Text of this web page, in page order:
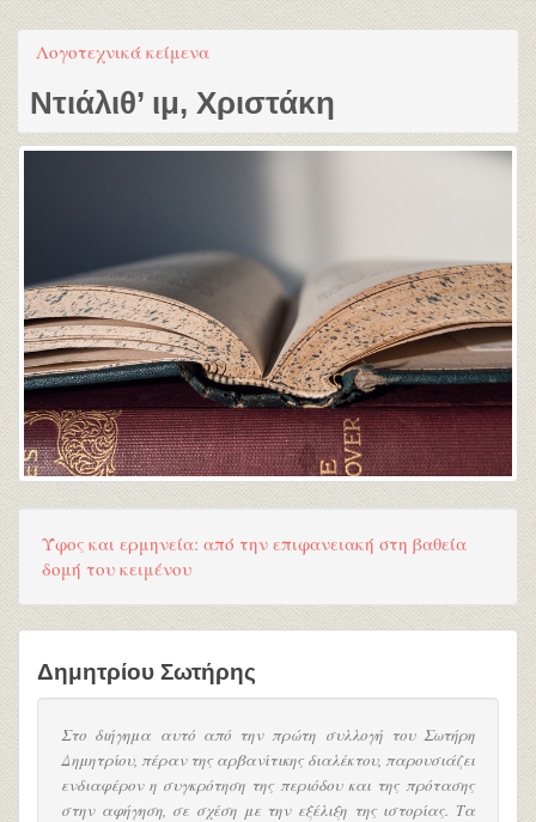
Λογοτεχνικά κείμενα
Ντιάλιθ’ ιμ, Χριστάκη
Ύφος και ερμηνεία: από την επιφανειακή στη βαθεία
δομή του κειμένου
Δημητρίου Σωτήρης
Στο διήγημα αυτό από την πρώτη συλλογή του Σωτήρη
Δημητρίου, πέραν της αρβανίτικης διαλέκτου, παρουσιάζει
ενδιαφέρον η συγκρότηση της περιόδου και της πρότασης
στην αφήγηση, σε σχέση με την εξέλιξη της ιστορίας. Τα